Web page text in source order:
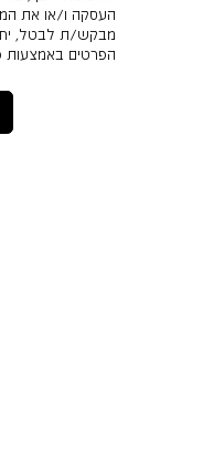
העסקה ו/או את
מבקש/ת לבטל,
הפרטים באמצעות